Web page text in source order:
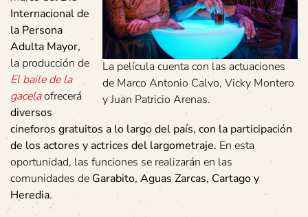
La película cuenta con las actuaciones
de Marco Antonio Calvo, Vicky Montero
y Juan Patricio Arenas.
Internacional de
la Persona
Adulta Mayor,
la producción de
El baile de la
gacelaofrecerá
diversos
cineforos gratuitos a lo largo del país, con la participación
de los actores y actrices del largometraje. En esta
oportunidad, las funciones se realizarán en las
comunidades de Garabito, Aguas Zarcas, Cartago y
Heredia.